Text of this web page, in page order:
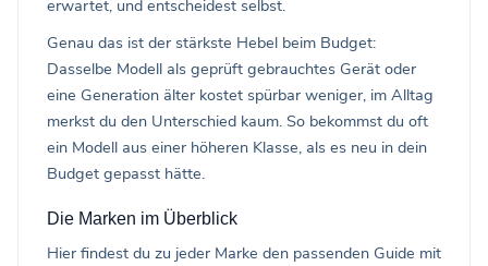
erwartet, und entscheidest selbst.
Genau das ist der stärkste Hebel beim Budget:
Dasselbe Modell als geprüft gebrauchtes Gerät oder
eine Generation älter kostet spürbar weniger, im Alltag
merkst du den Unterschied kaum. So bekommst du oft
ein Modell aus einer höheren Klasse, als es neu in dein
Budget gepasst hätte.
Die Marken im Überblick
Hier findest du zu jeder Marke den passenden Guide mit